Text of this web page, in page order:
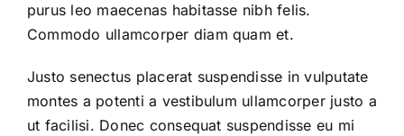
purus leo maecenas habitasse nibh felis.
Commodo ullamcorper diam quam et.
Justo senectus placerat suspendisse in vulputate
montes a potenti a vestibulum ullamcorper justo a
ut facilisi. Donec consequat suspendisse eu mi